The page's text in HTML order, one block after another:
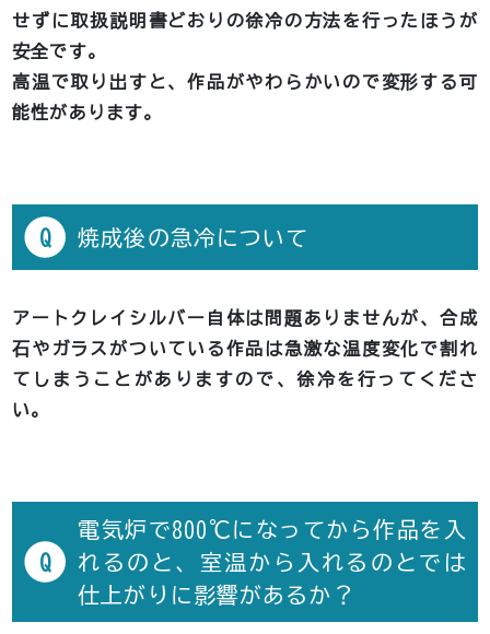
せずに取扱説明書どおりの徐冷の方法を行ったほうが
安全です。
高温で取り出すと、作品がやわらかいので変形する可
能性があります。
Q 焼成後の急冷について
アートクレイシルバー自体は問題ありませんが、合成
石やガラスがついている作品は急激な温度変化で割れ
てしまうことがありますので、徐冷を行ってくださ
い。
Q
電気炉で800℃になってから作品を入
れるのと、室温から入れるのとでは
仕上がりに影響があるか？